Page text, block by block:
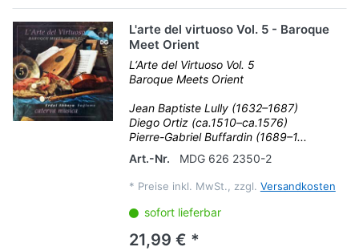
L'arte del virtuoso Vol. 5 - Baroque
Meet Orient
L‘Arte del Virtuoso Vol. 5
Baroque Meets Orient
Jean Baptiste Lully (1632–1687)
Diego Ortiz (ca.1510–ca.1576)
Pierre-Gabriel Buffardin (1689–1...
Art.-Nr.
MDG 626 2350-2
* Preise inkl. MwSt., zzgl. Versandkosten
sofort lieferbar
21,99 € *